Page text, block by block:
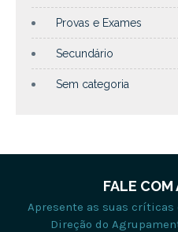
Provas e Exames
Secundário
Sem categoria
FALE COM
Apresente as suas
Direção do